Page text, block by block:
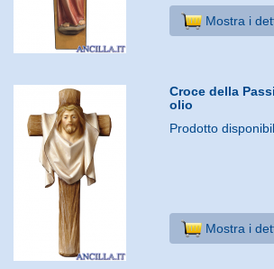
Mostra i
Croce della
olio
Prodotto
Mostra i